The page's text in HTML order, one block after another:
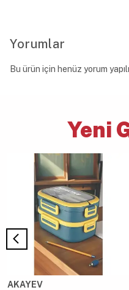
Yorumlar
Bu ürün için henüz yorum
Yeni
AKAYEV